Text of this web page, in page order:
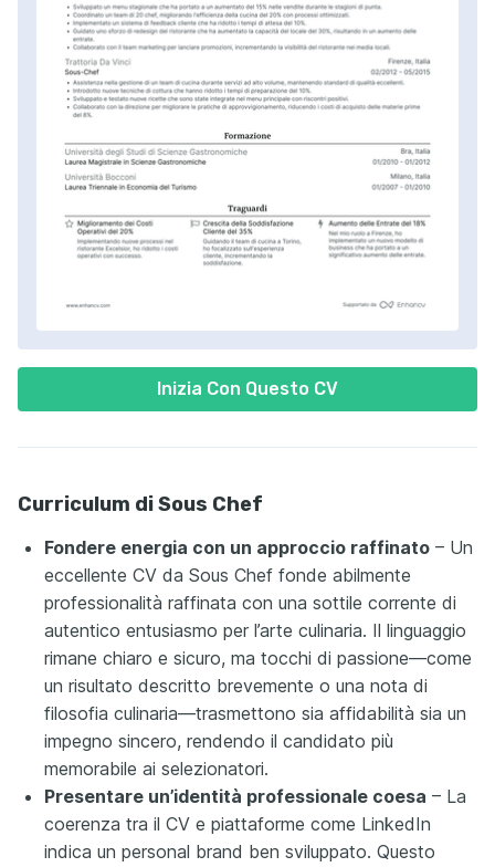
Inizia Con Questo CV
Curriculum di Sous Chef
Fondere energia con un approccio raffinato – Un
eccellente CV da Sous Chef fonde abilmente
professionalità raffinata con una sottile corrente di
autentico entusiasmo per l’arte culinaria. Il linguaggio
rimane chiaro e sicuro, ma tocchi di passione—come
un risultato descritto brevemente o una nota di
filosofia culinaria—trasmettono sia affidabilità sia un
impegno sincero, rendendo il candidato più
memorabile ai selezionatori.
Presentare un’identità professionale coesa – La
coerenza tra il CV e piattaforme come LinkedIn
indica un personal brand ben sviluppato. Questo